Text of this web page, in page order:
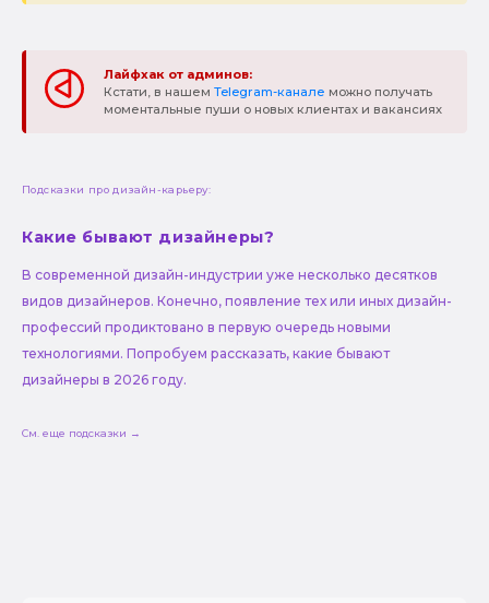
Лайфхак от админов:
Кстати, в нашем Telegram-канале можно получать
моментальные пуши о новых клиентах и вакансиях
Подсказки про дизайн-карьеру:
Какие бывают дизайнеры?
В современной дизайн-индустрии уже несколько десятков
видов дизайнеров. Конечно, появление тех или иных дизайн-
профессий продиктовано в первую очередь новыми
технологиями. Попробуем рассказать, какие бывают
дизайнеры в 2026 году.
См. еще подсказки →